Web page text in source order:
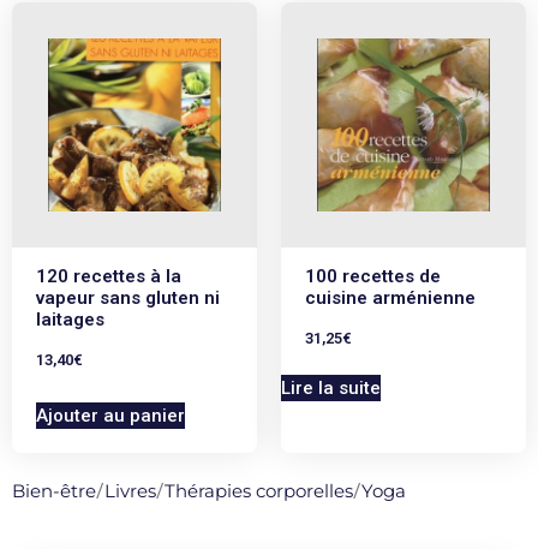
120 recettes à la
vapeur sans gluten ni
laitages
13,40€
Ajouter au panier
100 recettes de
cuisine arménienne
31,25€
Lire la suite
Bien-être/Livres/Thérapies corporelles/Yoga